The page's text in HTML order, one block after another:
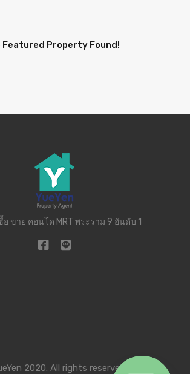
Featured Property Found!
อ ขาย คอนโด MRT พระราม 9 อันดับ 1
2020. All rights reserved.